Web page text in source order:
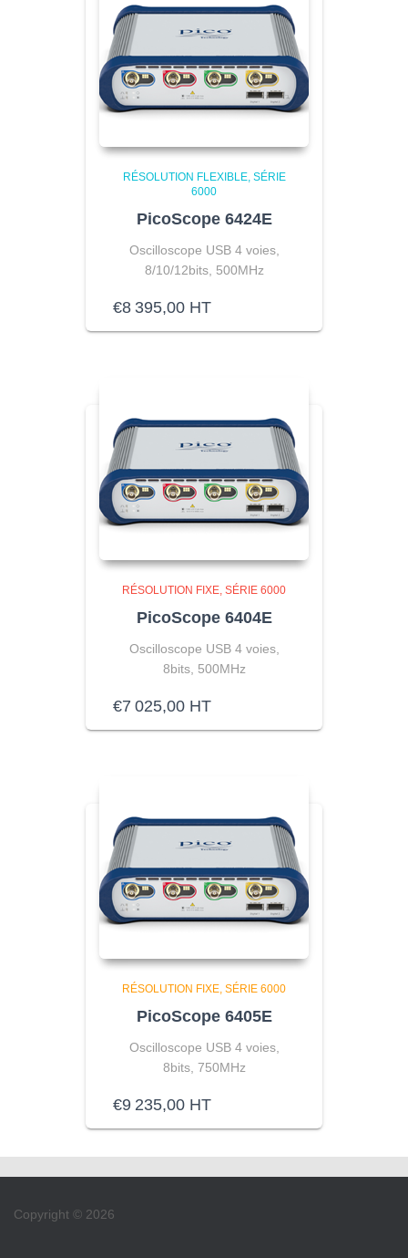
RÉSOLUTION FLEXIBLE SÉRIE
6000
PicoScope 6424E
Oscilloscope USB 4 voies,
8/10/12bits, 500MHz
€8 395,00 HT
RÉSOLUTION FIXE SÉRIE 6000
PicoScope 6404E
Oscilloscope USB 4 voies,
8bits, 500MHz
€7 025,00 HT
RÉSOLUTION FIXE SÉRIE 6000
PicoScope 6405E
Oscilloscope USB 4 voies,
8bits, 750MHz
€9 235,00 HT
Copyright © 2026